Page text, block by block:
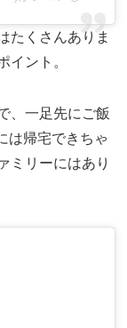
たくさんありま
イント。
、一足先にご飯
は帰宅できちゃ
ミリーにはあり